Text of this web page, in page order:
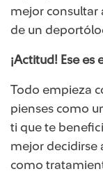
mejor consultar
de un
¡Actitud! Ese es
Todo empieza
pienses como
ti que te
mejor decidirse
como